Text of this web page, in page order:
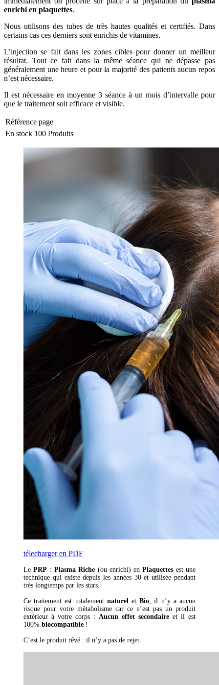
enrichi en plaquettes.
Nous utilisons des tubes de très hautes qualités et certifiés. Dans
certains cas ces derniers sont enrichis de vitamines.
L’injection se fait dans les zones cibles pour donner un meilleur
résultat. Tout ce fait dans la même séance qui ne dépasse pas
généralement une heure et pour la majorité des patients aucun repos
n’est nécessaire.
Il est nécessaire en moyenne 3 séance à un mois d’intervalle pour
que le traitement soit efficace et visible.
Référence page
En stock 100 Produits
télecharger en PDF
LePRP : Plasma Riche (ou enrichi) enPlaquettes est une
technique qui existe depuis les années 30 et utilisée pendant
très longtemps par les stars.
Ce traitement est totalement natureletBio, il n’y a aucun
risque pour votre métabolisme car ce n’est pas un produit
extérieur à votre corps : Aucun effet secondaire et il est
100% biocompatible !
C’est le produit rêvé : il n’y a pas de rejet.